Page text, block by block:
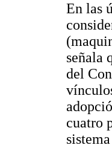
En las
señala
del
cuatro